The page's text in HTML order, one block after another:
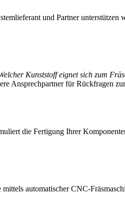
und Partner unterstützen
Kunststoff eignet sich zum
Ansprechpartner für Rückfragen
die Fertigung Ihrer
mittels automatischer CNC-